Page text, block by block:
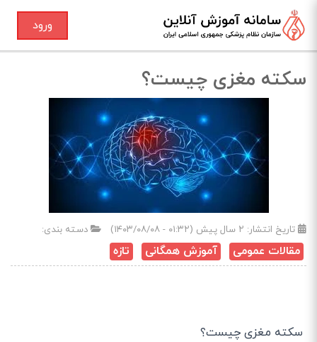
ورود
سکته مغزی چیست؟
تاریخ انتشار: ۲ سال پیش (۰۱:۳۲ - ۱۴۰۳/۰۸/۰۸) دسته بندی:
مقالات عمومی آموزش همگانی تازه
سکته مغزی چیست؟